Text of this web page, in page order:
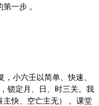
一步 。
小六壬以简单、快速、
锁定月、日、时三关。我
快、空亡主无） 。课堂